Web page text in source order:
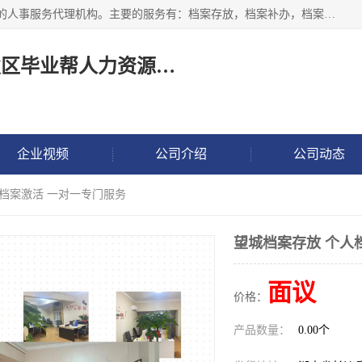
长沙毕业帮人力资源咨询有限责任公司是一家拥有8年多经验的人事服务代理机构。主要的服务有：档案存放，档案补办，档案激活，档案查询，档案查找，档案托管，档案调取，档案异地代办，档案异常处理 等；提供毕业档案处理、人事档案服务、商务代理代办、个人档案等服务，同时办事过程全程与客户沟通，确保真实、安全、可靠！
长沙高新技术产业开发区毕业帮人力资源咨询有限责任公司
企业视频 公司介绍 公司动态
案激活 一对一专门服务
望城档案存放 个人
价格： 面议
产品数量： 0.00个